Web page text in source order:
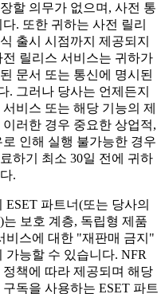
할 의무가 없으며, 사전 통
. 또한 귀하는 사전 릴리
출시 시점까지 제공되지
릴리스 서비스는 귀하가
문서 또는 통신에 명시된
. 그러나 당사는 언제든지
비스 또는 해당 기능의 제
러한 경우 중요한 상업적,
인해 실행 불가능한 경우
하기 최소 30일 전에 귀하
.
ESET 파트너(또는 당사의
보호 계층, 독립형 제품
비스에 대한 "재판매 금지"
가능할 수 있습니다. NFR
책에 따라 제공되며 해당
독을 사용하는 ESET 파트